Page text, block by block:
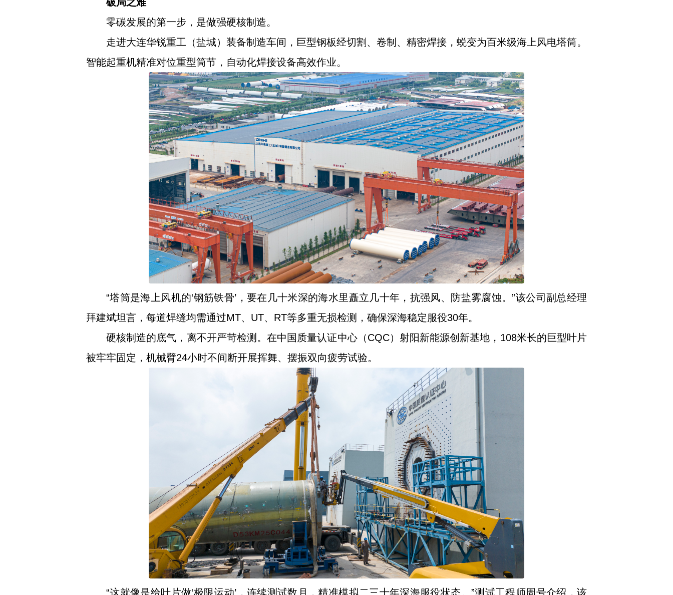
零碳发展的第一步，是做强硬核制造。
走进大连华锐重工（盐城）装备制造车间，巨型钢板经切割、卷制、精密焊接，蜕变为百米级海上风电塔筒。
智能起重机精准对位重型筒节，自动化焊接设备高效作业。
“塔筒是海上风机的‘钢筋铁骨’，要在几十米深的海水里矗立几十年，抗强风、防盐雾腐蚀。”该公司副总经理
拜建斌坦言，每道焊缝均需通过MT、UT、RT等多重无损检测，确保深海稳定服役30年。
硬核制造的底气，离不开严苛检测。在中国质量认证中心（CQC）射阳新能源创新基地，108米长的巨型叶片
被牢牢固定，机械臂24小时不间断开展挥舞、摆振双向疲劳试验。
“这就像是给叶片做‘极限运动’，连续测试数月，精准模拟二三十年深海服役状态。”测试工程师周号介绍，该